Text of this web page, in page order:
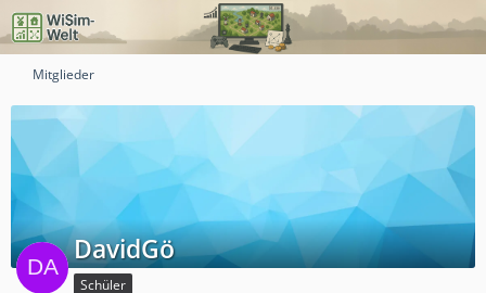
Mitglieder
DavidGö
Schüler